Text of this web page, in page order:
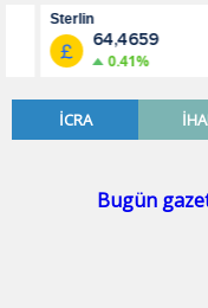
Sterlin
64,4659
0.41%